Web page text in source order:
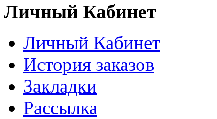
Личный Кабинет
Личный Кабинет
История заказов
Закладки
Рассылка